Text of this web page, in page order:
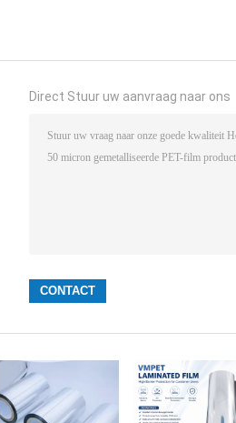
Direct Stuur uw aanvraag naar ons